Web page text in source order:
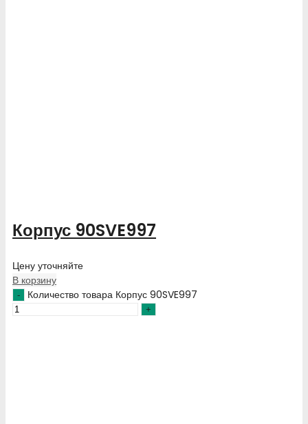
Корпус 90SVE997
Цену уточняйте
В корзину
Количество товара Корпус 90SVE997